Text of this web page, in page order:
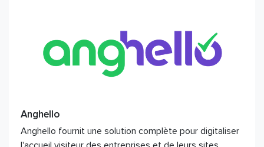
Anghello
Anghello fournit une solution complète pour digitaliser